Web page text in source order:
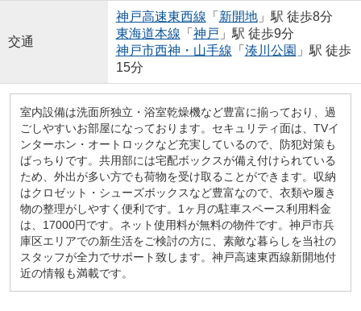
交通
神戸高速東西線 「 新開地」駅 徒歩8分
東海道本線 「 神戸 」駅 徒歩9分
神戸市西神・山手線 「 湊川公園 」駅 徒歩
15分
室内設備は洗面所独立・浴室乾燥機など豊富に揃っており、過
ごしやすいお部屋になっております。セキュリティ面は、TVイ
ンターホン・オートロックなど充実しているので、防犯対策も
ばっちりです。共用部には宅配ボックスが備え付けられている
ため、外出が多い方でも荷物を受け取ることができます。収納
はクロゼット・シューズボックスなど豊富なので、衣類や履き
物の整理がしやすく便利です。1ヶ月の駐車スペース利用料金
は、17000円です。ネット使用料が無料の物件です。神戸市兵
庫区エリアでの新生活をご検討の方に、素敵な暮らしを当社の
スタッフが全力でサポート致します。神戸高速東西線新開地付
近の情報も満載です。